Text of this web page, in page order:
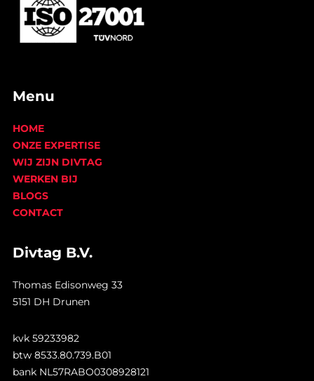
Menu
HOME
ONZE EXPERTISE
WIJ ZIJN DIVTAG
WERKEN BIJ
BLOGS
CONTACT
Divtag B.V.
Thomas Edisonweg 33
5151 DH Drunen
kvk 59233982
btw 8533.80.739.B01
bank NL57RABO0308928121